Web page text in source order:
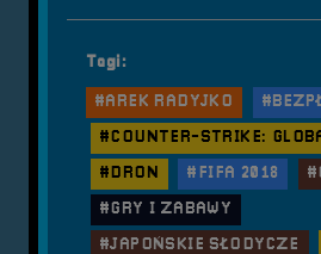
Tagi:
#AREK RADYJKO
#COUNTER-STRIKE:
#DRON
#FIFA 2018
#GRY I ZABAWY
#JAPOŃSKIE SŁODYCZE